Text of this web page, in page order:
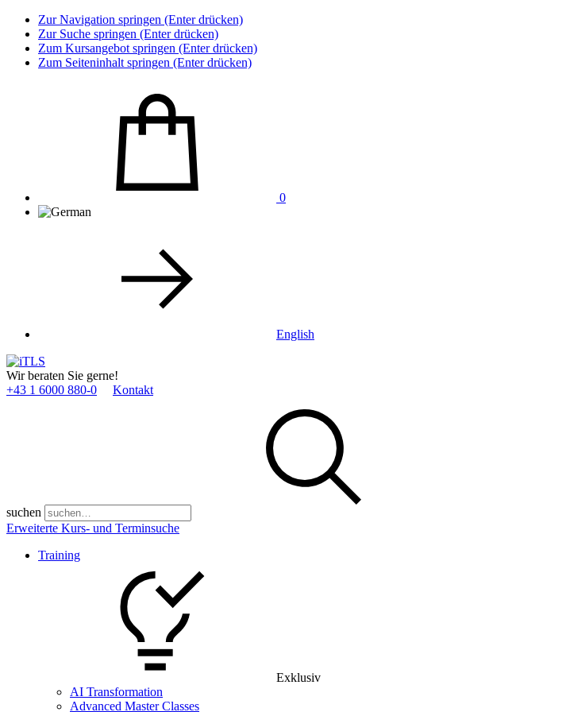
Zur Navigation springen (Enter drücken)
Zur Suche springen (Enter drücken)
Zum Kursangebot springen (Enter drücken)
Zum Seiteninhalt springen (Enter drücken)
0
English
Wir beraten Sie gerne!
+43 1 6000 880­-0
Kontakt
suchen
Erweiterte Kurs- und Terminsuche
Training
Exklusiv
AI Transformation
Advanced Master Classes